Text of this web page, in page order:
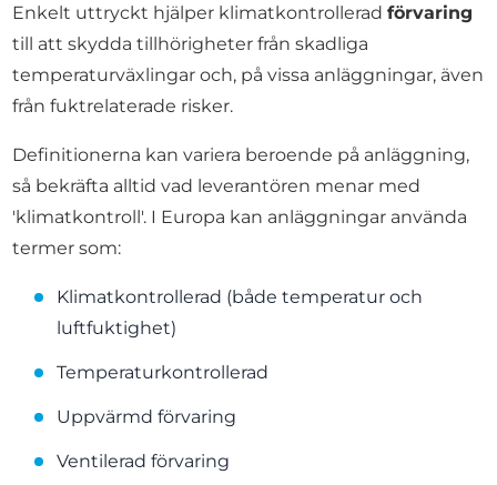
Enkelt uttryckt hjälper klimatkontrolleradförvaring
till att skydda tillhörigheter från skadliga
temperaturväxlingar och, på vissa anläggningar, även
från fuktrelaterade risker.
Definitionerna kan variera beroende på anläggning,
så bekräfta alltid vad leverantören menar med
'klimatkontroll'. I Europa kan anläggningar använda
termer som:
Klimatkontrollerad (både temperatur och
luftfuktighet)
Temperaturkontrollerad
Uppvärmd förvaring
Ventilerad förvaring